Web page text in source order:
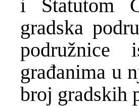
i Statutom
gradska
podružnice
građanima u
broj gradskih